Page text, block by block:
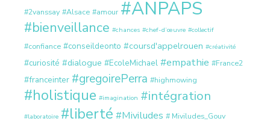
#2vanssay #Alsace #amour #ANPAPS
#bienveillance #chances #chef-d’œuvre #collectif
#confiance #conseildeonto #coursd'appelrouen #créativité
#curiosité #dialogue #EcoleMichael #empathie #France2
#franceinter #gregoirePerra #highmowing
#holistique #imagination #intégration
#laboratoire #liberté #Miviludes # Miviludes_Gouv